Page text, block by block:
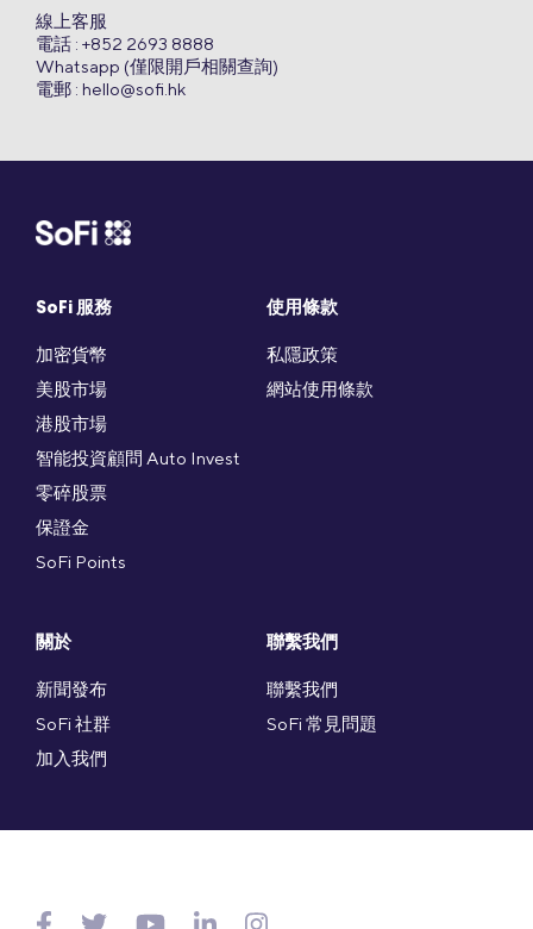
SoFi 服務
加密貨幣
美股市場
港股市場
智能投資顧問 Auto Invest
零碎股票
保證金
SoFi Points
使用條款
私隱政策
網站使用條款
關於
新聞發布
SoFi 社群
加入我們
聯繫我們
聯繫我們
SoFi 常見問題
線上客服
電話 : +852 2693 8888
Whatsapp (僅限開戶相關查詢)
電郵 : hello@sofi.hk